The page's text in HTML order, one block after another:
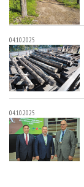
04.10.2025
04.10.2025